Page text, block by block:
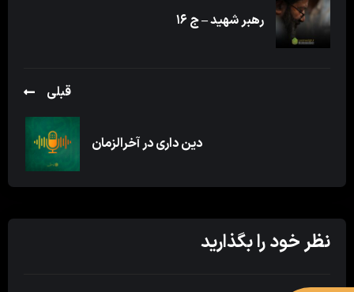
رهبر شهید – ج ۱۶
قبلی
دین داری در آخرالزمان
نظر خود را بگذارید